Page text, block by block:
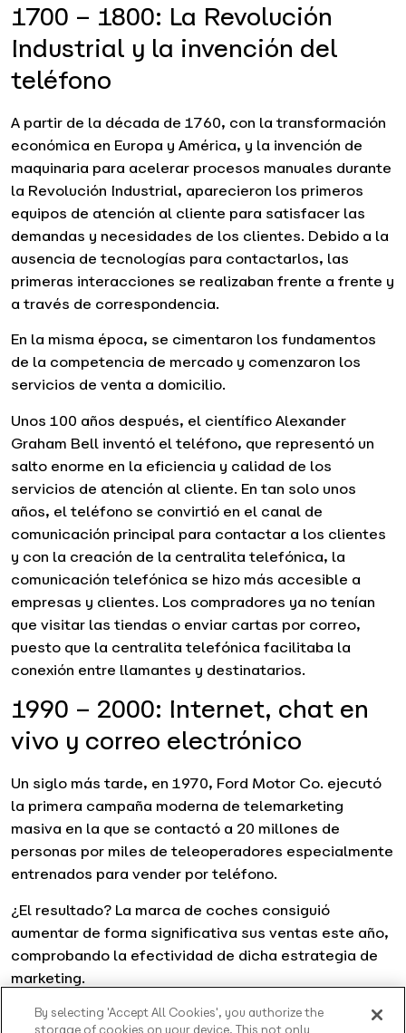
1700 – 1800: La Revolución
Industrial y la invención del
teléfono
A partir de la década de 1760, con la transformación
económica en Europa y América, y la invención de
maquinaria para acelerar procesos manuales durante
la Revolución Industrial, aparecieron los primeros
equipos de atención al cliente para satisfacer las
demandas y necesidades de los clientes. Debido a la
ausencia de tecnologías para contactarlos, las
primeras interacciones se realizaban frente a frente y
a través de correspondencia.
En la misma época, se cimentaron los fundamentos
de la competencia de mercado y comenzaron los
servicios de venta a domicilio.
Unos 100 años después, el científico Alexander
Graham Bell inventó el teléfono, que representó un
salto enorme en la eficiencia y calidad de los
servicios de atención al cliente. En tan solo unos
años, el teléfono se convirtió en el canal de
comunicación principal para contactar a los clientes
y con la creación de la centralita telefónica, la
comunicación telefónica se hizo más accesible a
empresas y clientes. Los compradores ya no tenían
que visitar las tiendas o enviar cartas por correo,
puesto que la centralita telefónica facilitaba la
conexión entre llamantes y destinatarios.
1990 – 2000: Internet, chat en
vivo y correo electrónico
Un siglo más tarde, en 1970, Ford Motor Co. ejecutó
la primera campaña moderna de telemarketing
masiva en la que se contactó a 20 millones de
personas por miles de teleoperadores especialmente
entrenados para vender por teléfono.
¿El resultado? La marca de coches consiguió
aumentar de forma significativa sus ventas este año,
comprobando la efectividad de dicha estrategia de
marketing.
Culmina la década del 1980 con un gran aire
By selecting 'Accept All Cookies', you authorize the
storage of cookies on your device. This not only